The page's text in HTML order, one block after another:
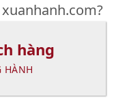
hàng
HÀNH